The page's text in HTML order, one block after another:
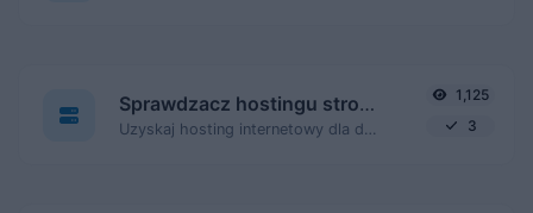
Sprawdzacz hostingu strony internetowej
Uzyskaj hosting internetowy dla danej strony internetowej.
1,125
3